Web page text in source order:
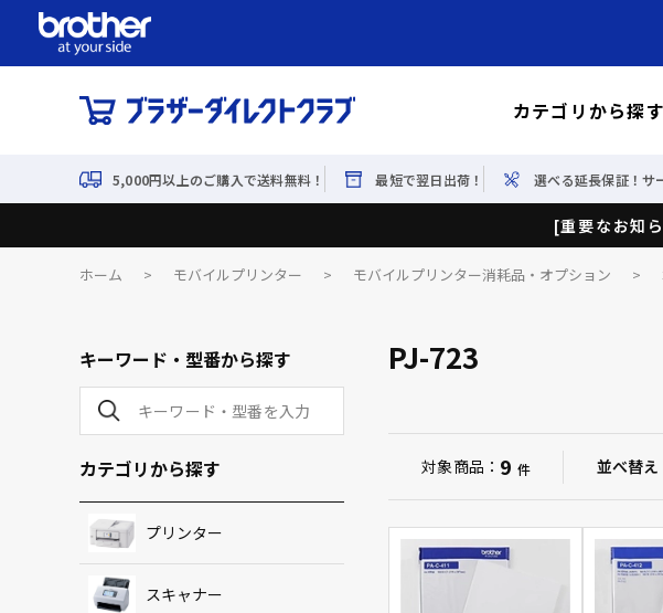
カテゴリから探す
5,000円以上のご購入で送料無料！ 最短で翌日出荷！ 選べる延長保証！サ
[重要なお知
ホーム > モバイルプリンター > モバイルプリンター消耗品・オプション >
キーワード・型番から探す
カテゴリから探す
プリンター
スキャナー
PJ-723
対象商品： 9 件 並べ替え